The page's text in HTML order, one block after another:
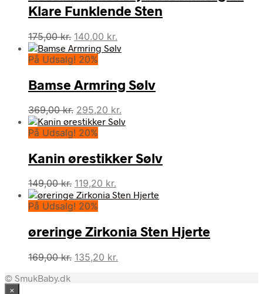
Klare Funklende Sten
175,00kr. Den
oprindelige
pris
175,00 kr..
140,00 kr.
aktuelle
140,00 kr..
På Udsalg! 20%
Bamse Armring Sølv
369,00kr. Den
oprindelige
pris
369,00 kr..
295,20 kr.
aktuelle
295,20 kr..
På Udsalg! 20%
Kanin ørestikker Sølv
149,00kr. Den
oprindelige
pris
149,00 kr..
119,20 kr.
aktuelle
119,20 kr..
På Udsalg! 20%
øreringe Zirkonia Sten Hjerte
169,00kr. Den
135,20 kr.
© SmukBaby.dk
×